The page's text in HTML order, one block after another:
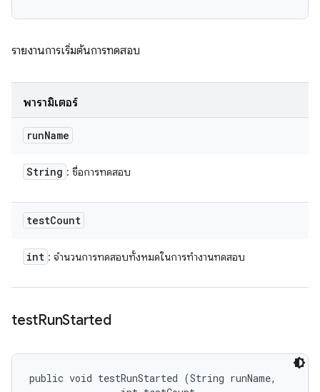
รายงานการเริ่มต้นการทดสอบ
พารามิเตอร์
runName
String : ชื่อการทดสอบ
testCount
int : จํานวนการทดสอบทั้งหมดในการทํางานทดสอบ
testRunStarted
public void testRunStarted (String runName,